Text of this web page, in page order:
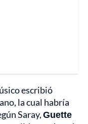
escribió
la cual habría
Saray,Guette